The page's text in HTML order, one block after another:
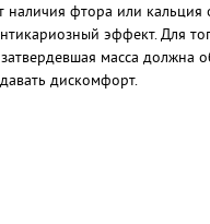
наличия фтора или кальция
эффект. Для
масса должна
дискомфорт.